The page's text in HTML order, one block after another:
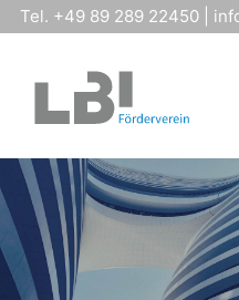
Tel. +49 89 289 22450